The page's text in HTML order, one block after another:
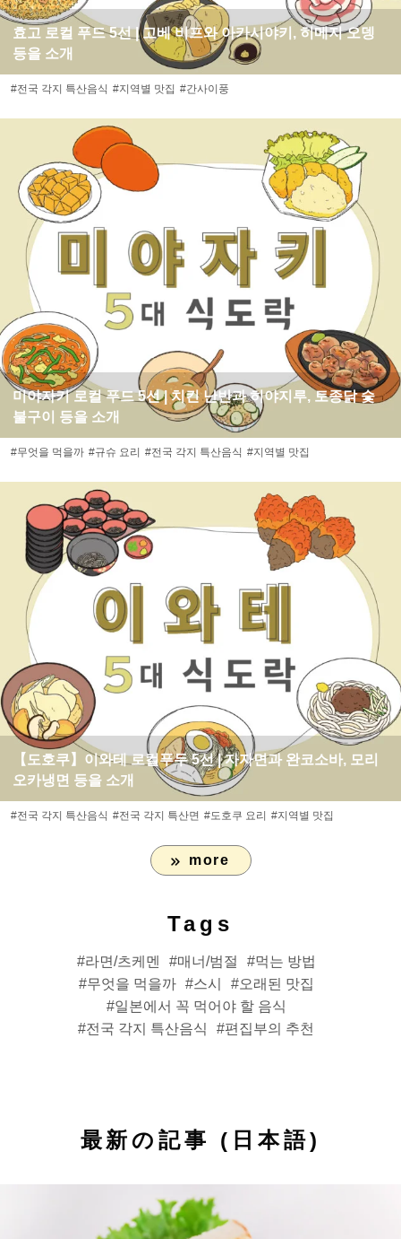
효고 로컬 푸드 5선 | 고베 비프와 아카시야키, 히메지 오뎅
등을 소개
#전국 각지 특산음식 #지역별 맛집 #간사이풍
미야자키 로컬 푸드 5선 | 치킨 난반과 히야지루, 토종닭 숯
불구이 등을 소개
#무엇을 먹을까 #규슈 요리 #전국 각지 특산음식 #지역별 맛집
【도호쿠】이와테 로컬푸두 5선 | 자자면과 완코소바, 모리
오카냉면 등을 소개
#전국 각지 특산음식 #전국 각지 특산면 #도호쿠 요리 #지역별 맛집
more
Tags
라면/츠케멘 매너/범절
먹는 방법
무엇을 먹을까
스시
오래된 맛집
일본에서 꼭 먹어야 할 음식
전국 각지 특산음식
편집부의 추천
最新の記事 (日本語)